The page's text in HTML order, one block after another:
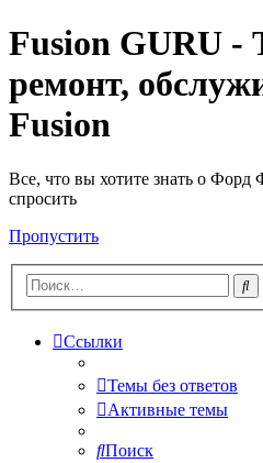
Fusion GURU -
ремонт,
Fusion
Все, что вы хотите знать о
спросить
Пропустить
Ссылки
Темы без ответов
Активные темы
Поиск